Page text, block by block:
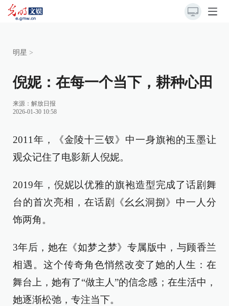
明星 >
倪妮：在每一个当下，耕种心田
来源： 解放日报
2026-01-30 10:58
2011年，《金陵十三钗》中一身旗袍的玉墨让
观众记住了电影新人倪妮。
2019年，倪妮以优雅的旗袍造型完成了话剧舞
台的首次亮相，在话剧《幺幺洞捌》中一人分
饰两角。
3年后，她在《如梦之梦》专属版中，与顾香兰
相遇。这个传奇角色悄然改变了她的人生：在
舞台上，她有了“做主人”的信念感；在生活中，
她逐渐松弛，专注当下。